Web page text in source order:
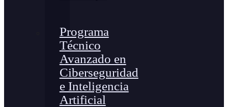
Programa
Técnico
Avanzado en
Ciberseguridad
e Inteligencia
Artificial